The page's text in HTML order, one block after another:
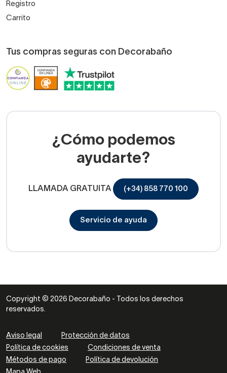
Registro
Carrito
Tus compras seguras con Decorabaño
¿Cómo podemos
ayudarte?
LLAMADA GRATUITA (+34) 858 770 100
Servicio de ayuda
Copyright © 2026 Decorabaño - Todos los derechos
reservados.
Aviso legal
Protección de datos
Política de cookies
Condiciones de venta
Métodos de pago
Política de devolución